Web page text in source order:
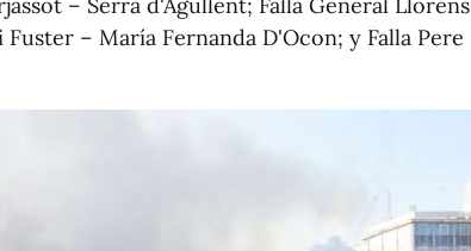
– María Fernanda D'Ocon; y Falla Pere